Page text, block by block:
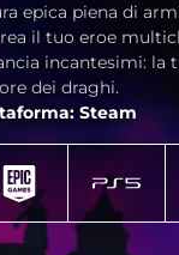
epica piena di
il tuo eroe
incantesimi: la
dei draghi.
Steam